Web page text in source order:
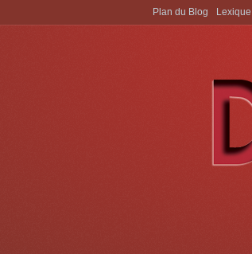
Plan du Blog Lexique